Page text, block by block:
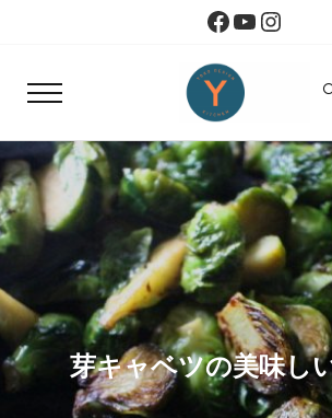
Skip to header right navigationFacebook
YouTube
Menu
Yoko Design
芽キャベツの美味し